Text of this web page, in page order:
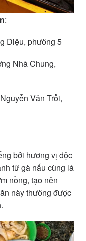
:
Diệu, phường 5
Nhà Chung,
Văn Trỗi,
bởi hương vị độc
từ gà nấu cùng lá
nồng, tạo nên
này thường được